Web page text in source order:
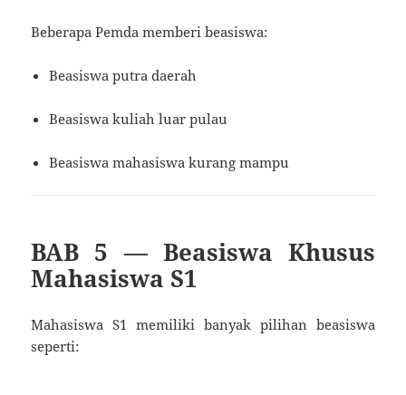
Beberapa Pemda memberi beasiswa:
Beasiswa putra daerah
Beasiswa kuliah luar pulau
Beasiswa mahasiswa kurang mampu
BAB 5 — Beasiswa Khusus
Mahasiswa S1
Mahasiswa S1 memiliki banyak pilihan beasiswa
seperti: